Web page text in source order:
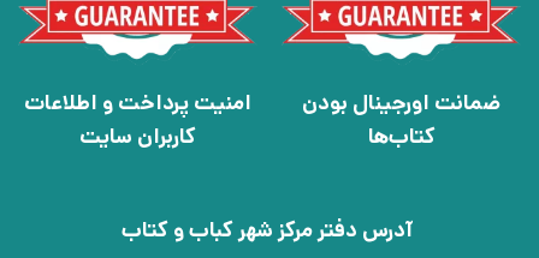
ضمانت اورجینال بودن
کتاب‌ها
امنیت پرداخت و اطلاعات
کاربران سایت
آدرس دفتر مرکز شهر کباب و کتاب